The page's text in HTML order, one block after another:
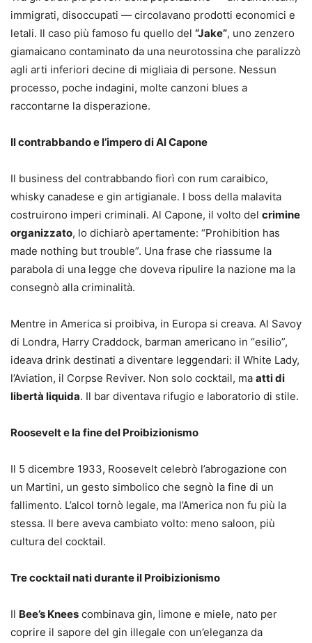
immigrati, disoccupati — circolavano prodotti economici e
letali. Il caso più famoso fu quello del “Jake”, uno zenzero
giamaicano contaminato da una neurotossina che paralizzò
agli arti inferiori decine di migliaia di persone. Nessun
processo, poche indagini, molte canzoni blues a
raccontarne la disperazione.
Il contrabbando e l’impero di Al Capone
Il business del contrabbando fiorì con rum caraibico,
whisky canadese e gin artigianale. I boss della malavita
costruirono imperi criminali. Al Capone, il volto del crimine
organizzato, lo dichiarò apertamente: “Prohibition has
made nothing but trouble”. Una frase che riassume la
parabola di una legge che doveva ripulire la nazione ma la
consegnò alla criminalità.
Mentre in America si proibiva, in Europa si creava. Al Savoy
di Londra, Harry Craddock, barman americano in “esilio”,
ideava drink destinati a diventare leggendari: il White Lady,
l’Aviation, il Corpse Reviver. Non solo cocktail, ma atti di
libertà liquida. Il bar diventava rifugio e laboratorio di stile.
Roosevelt e la fine del Proibizionismo
Il 5 dicembre 1933, Roosevelt celebrò l’abrogazione con
un Martini, un gesto simbolico che segnò la fine di un
fallimento. L’alcol tornò legale, ma l’America non fu più la
stessa. Il bere aveva cambiato volto: meno saloon, più
cultura del cocktail.
Tre cocktail nati durante il Proibizionismo
Il Bee’s Knees combinava gin, limone e miele, nato per
coprire il sapore del gin illegale con un’eleganza da